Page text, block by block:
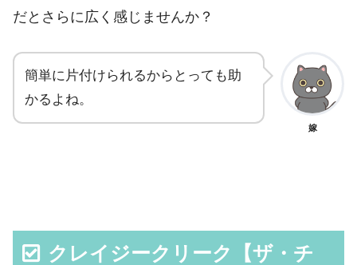
だとさらに広く感じませんか？
簡単に片付けられるからとっても助
かるよね。
嫁
クレイジークリーク【ザ・チ